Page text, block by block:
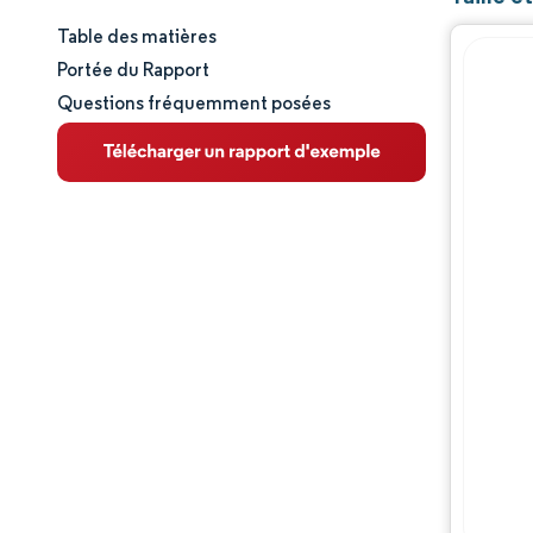
Taille et part de marché
Analyse du marché
Tendances et perspectives
Table des matières
Portée du Rapport
Questions fréquemment posées